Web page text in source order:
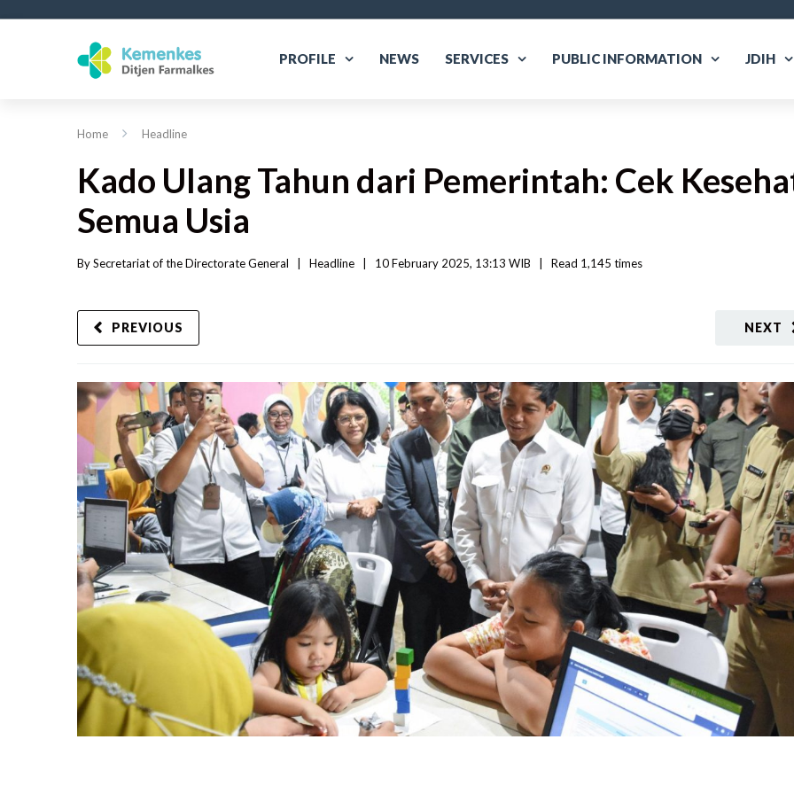
PROFILE NEWS SERVICES PUBLIC INFORMATION JDIH
Home Headline
Kado Ulang Tahun dari Pemerintah: Cek
Semua Usia
By Secretariat of the Directorate General Headline 10 February 2025, 13:13 WIB Read 1,145 times
NEXT
PREVIOUS